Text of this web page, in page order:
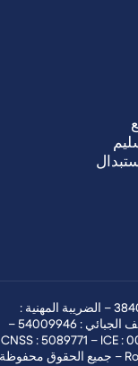
السجل التجاري : 38409 – الضريبة المهنية :
63503784 – التعريف الجبائي : 54009946 –
CNSS : 5089771 – ICE :